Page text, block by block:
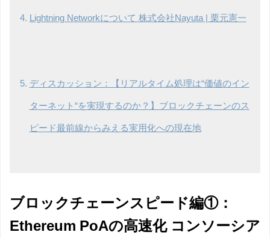
Lightning Networkについて 株式会社Nayuta | 栗元憲一
ディスカッション：【リアルタイム処理は“価値のイン
ターネット“を実現するのか？】ブロックチェーンのス
ピード最前線からみえる実用化への現在地
ブロックチェーンスピード編①：
Ethereum PoAの高速化 コンソーシア